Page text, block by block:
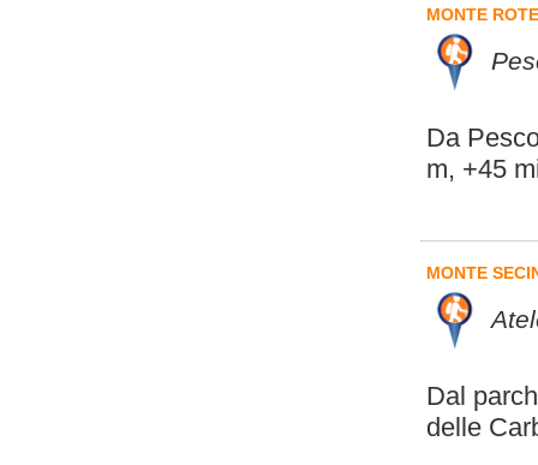
MONTE
Da
m, +45
MONTE
Dal
delle